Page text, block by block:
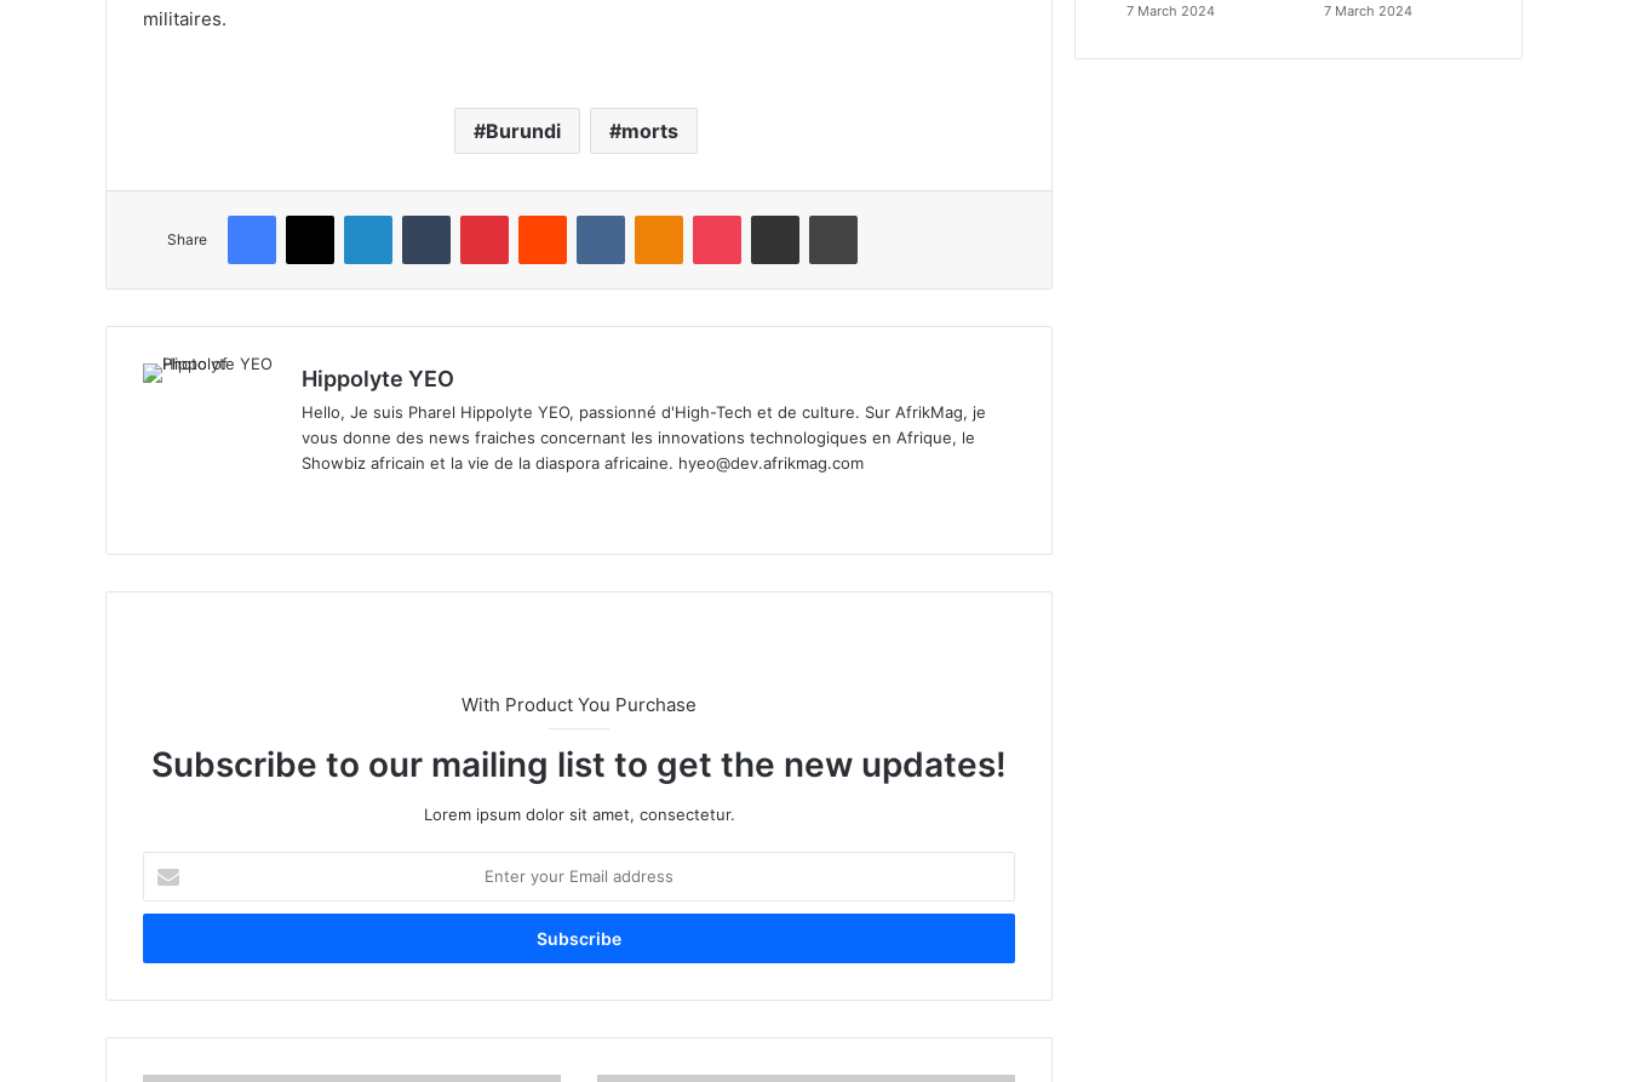
militaires.
Burundi morts
Share
Hippolyte YEO
Hello, Je suis Pharel Hippolyte YEO, passionné d'High-Tech et de culture. Sur AfrikMag, je
vous donne des news fraiches concernant les innovations technologiques en Afrique, le
Showbiz africain et la vie de la diaspora africaine. hyeo@dev.afrikmag.com
te
With Product You Purchase
Subscribe to our mailing list to get the new updates!
Lorem ipsum dolor sit amet, consectetur.
t
r
u
7 March 2024 7 March 2024